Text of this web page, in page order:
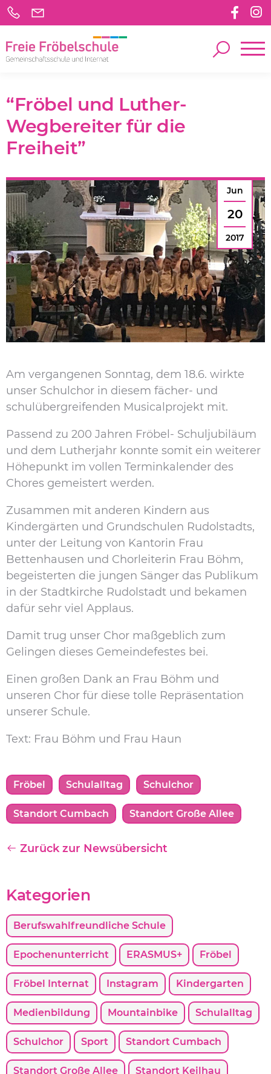
Kategorien
Berufswahlfreundliche Schule
Epochenunterricht ERASMUS+ Fröbel
Fröbel Internat Instagram Kindergarten
Medienbildung Mountainbike Schulalltag
Schulchor Sport Standort Cumbach
Standort Große Allee Standort Keilhau
“Fröbel und Luther-
Wegbereiter für die
Freiheit”
Jun
20
2017
Am vergangenen Sonntag, dem 18.6. wirkte
unser Schulchor in diesem fächer- und
schulübergreifenden Musicalprojekt mit.
Passend zu 200 Jahren Fröbel- Schuljubiläum
und dem Lutherjahr konnte somit ein weiterer
Höhepunkt im vollen Terminkalender des
Chores gemeistert werden.
Zusammen mit anderen Kindern aus
Kindergärten und Grundschulen Rudolstadts,
unter der Leitung von Kantorin Frau
Bettenhausen und Chorleiterin Frau Böhm,
begeisterten die jungen Sänger das Publikum
in der Stadtkirche Rudolstadt und bekamen
dafür sehr viel Applaus.
Damit trug unser Chor maßgeblich zum
Gelingen dieses Gemeindefestes bei.
Einen großen Dank an Frau Böhm und
unseren Chor für diese tolle Repräsentation
unserer Schule.
Text: Frau Böhm und Frau Haun
Fröbel Schulalltag Schulchor
Standort Cumbach Standort Große Allee
Zurück zur Newsübersicht